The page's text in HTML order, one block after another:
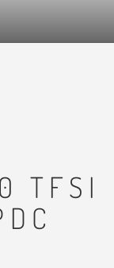
TFSI